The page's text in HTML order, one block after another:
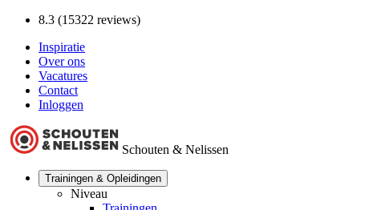
8.3 (15322 reviews)
Inspiratie
Over ons
Vacatures
Contact
Inloggen
Schouten & Nelissen
Trainingen & Opleidingen
Niveau